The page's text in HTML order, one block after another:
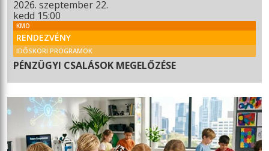
2026. szeptember 22.
kedd 15:00
KMO
RENDEZVÉNY
IDŐSKORI PROGRAMOK
PÉNZÜGYI CSALÁSOK MEGELŐZÉSE